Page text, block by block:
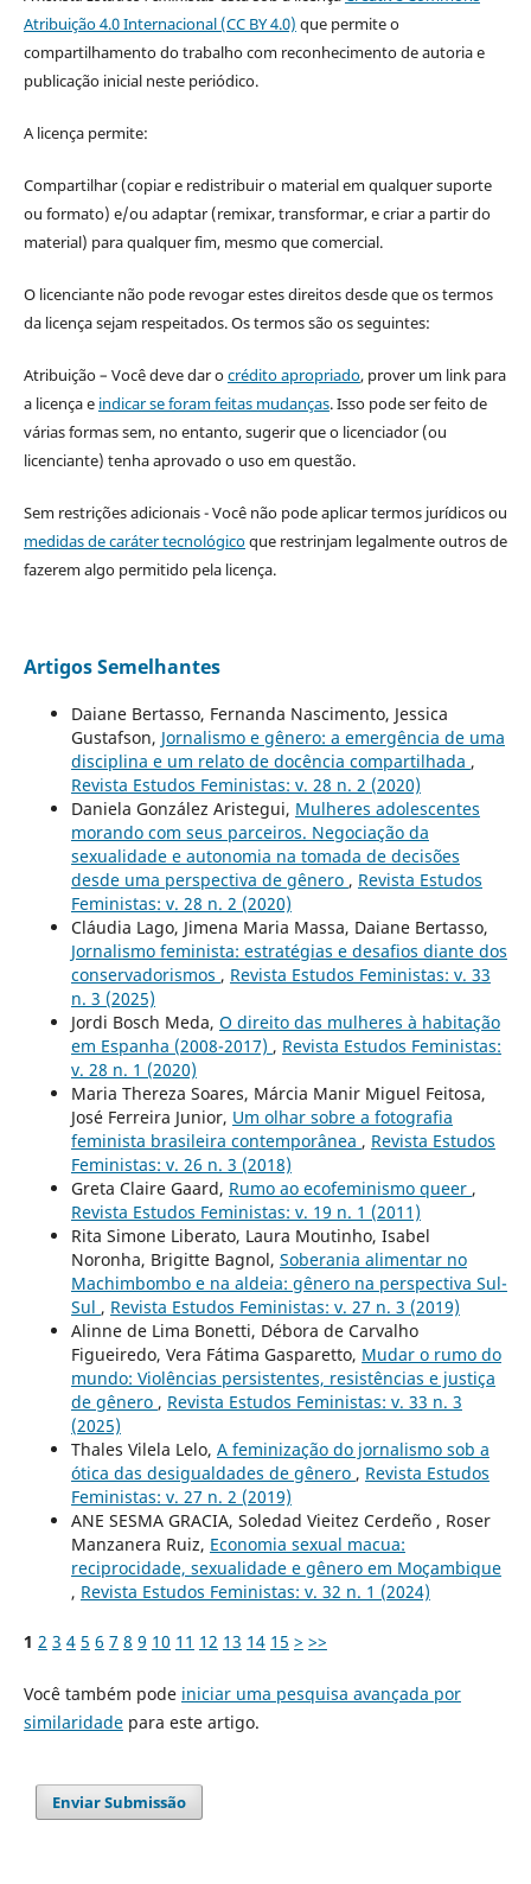
Atribuição 4.0 Internacional (CC BY 4.0) que permite o
compartilhamento do trabalho com reconhecimento de autoria e
publicação inicial neste periódico.
A licença permite:
Compartilhar (copiar e redistribuir o material em qualquer suporte
ou formato) e/ou adaptar (remixar, transformar, e criar a partir do
material) para qualquer fim, mesmo que comercial.
O licenciante não pode revogar estes direitos desde que os termos
da licença sejam respeitados. Os termos são os seguintes:
Atribuição – Você deve dar ocrédito apropriado, prover um link para
a licença e indicar se foram feitas mudanças. Isso pode ser feito de
várias formas sem, no entanto, sugerir que o licenciador (ou
licenciante) tenha aprovado o uso em questão.
Sem restrições adicionais - Você não pode aplicar termos jurídicos ou
medidas de caráter tecnológicoque restrinjam legalmente outros de
fazerem algo permitido pela licença.
Artigos Semelhantes
Daiane Bertasso, Fernanda Nascimento, Jessica
Gustafson, Jornalismo e gênero: a emergência de uma
disciplina e um relato de docência compartilhada ,
Revista Estudos Feministas: v. 28 n. 2 (2020)
Daniela González Aristegui, Mulheres adolescentes
morando com seus parceiros. Negociação da
sexualidade e autonomia na tomada de decisões
desde uma perspectiva de gênero , Revista Estudos
Feministas: v. 28 n. 2 (2020)
Cláudia Lago, Jimena Maria Massa, Daiane Bertasso,
Jornalismo feminista: estratégias e desafios diante dos
conservadorismos , Revista Estudos Feministas: v. 33
n. 3 (2025)
Jordi Bosch Meda, O direito das mulheres à habitação
em Espanha (2008-2017) , Revista Estudos Feministas:
v. 28 n. 1 (2020)
Maria Thereza Soares, Márcia Manir Miguel Feitosa,
José Ferreira Junior, Um olhar sobre a fotografia
feminista brasileira contemporânea , Revista Estudos
Feministas: v. 26 n. 3 (2018)
Greta Claire Gaard, Rumo ao ecofeminismo queer ,
Revista Estudos Feministas: v. 19 n. 1 (2011)
Rita Simone Liberato, Laura Moutinho, Isabel
Noronha, Brigitte Bagnol, Soberania alimentar no
Machimbombo e na aldeia: gênero na perspectiva Sul-
Sul , Revista Estudos Feministas: v. 27 n. 3 (2019)
Alinne de Lima Bonetti, Débora de Carvalho
Figueiredo, Vera Fátima Gasparetto, Mudar o rumo do
mundo: Violências persistentes, resistências e justiça
de gênero , Revista Estudos Feministas: v. 33 n. 3
(2025)
Thales Vilela Lelo, A feminização do jornalismo sob a
ótica das desigualdades de gênero , Revista Estudos
Feministas: v. 27 n. 2 (2019)
ANE SESMA GRACIA, Soledad Vieitez Cerdeño , Roser
Manzanera Ruiz, Economia sexual macua:
reciprocidade, sexualidade e gênero em Moçambique
, Revista Estudos Feministas: v. 32 n. 1 (2024)
1 2 3 4 5 6 7 8 9 10 11 12 13 14 15 > >>
Você também pode iniciar uma pesquisa avançada por
similaridadepara este artigo.
Enviar Submissão